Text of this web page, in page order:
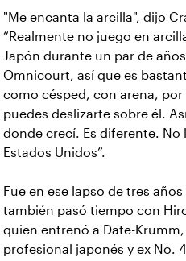
"Me encanta la arcilla", dijo
“Realmente no juego en
Japón durante un par de
Omnicourt, así que es
como césped, con arena, por
puedes deslizarte sobre él.
donde crecí. Es diferente. No
Estados Unidos”.
Fue en ese lapso de tres
también pasó tiempo con
quien entrenó a Date-
profesional japonés y ex No.